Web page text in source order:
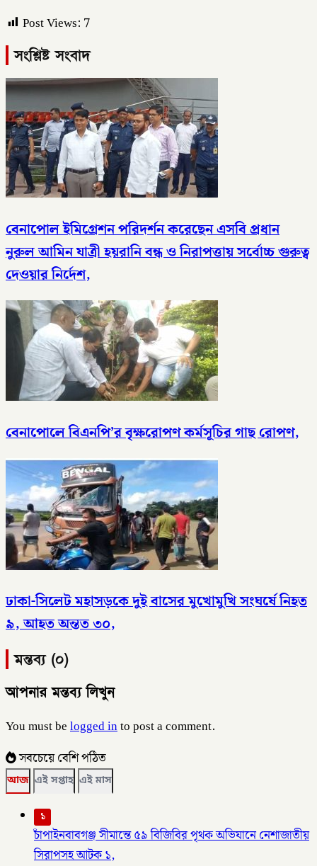
Post Views: 7
সংশ্লিষ্ট সংবাদ
বেনাপোল ইমিগ্রেশন পরিদর্শন করেছেন এসবি প্রধান
নুরুল আমিন যাত্রী হয়রানি বন্ধ ও নিরাপত্তায় সর্বোচ্চ গুরুত্ব
দেওয়ার নির্দেশ,
বেনাপোলে বিএনপি’র বৃক্ষরোপণ কর্মসূচির গাছ রোপণ,
ঢাকা-সিলেট মহাসড়কে দুই বাসের মুখোমুখি সংঘর্ষে নিহত
৯, আহত অন্তত ৩০,
মন্তব্য (০)
আপনার মন্তব্য লিখুন
You must belogged into post a comment.
সবচেয়ে বেশি পঠিত
আজ এই সপ্তাহ এই মাস
১
চাঁপাইনবাবগঞ্জ সীমান্তে ৫৯ বিজিবির পৃথক অভিযানে নেশাজাতীয়
সিরাপসহ আটক ১,